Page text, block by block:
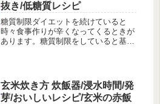
抜き/低糖質レシピ
糖質制限ダイエットを続けていると
時々食事作りが辛くなってくるときが
あります。糖質制限をしていると基本
な～」と思ってしまうことがありま
す。特...
玄米炊き方 炊飯器/浸水時間/発
芽/おいしいレシピ/玄米の赤飯